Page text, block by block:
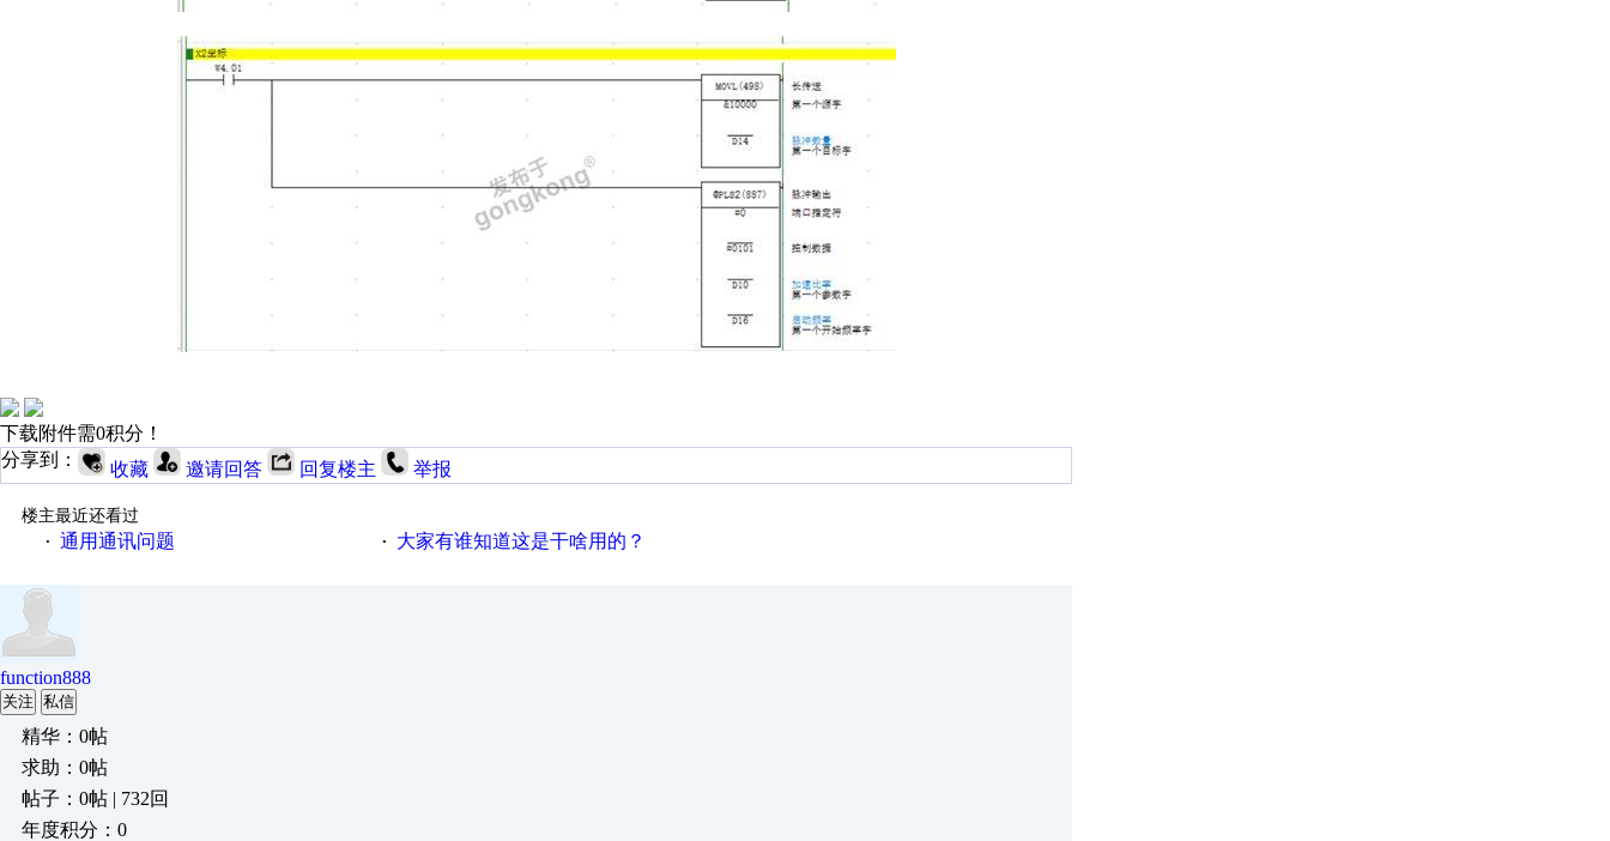
下载附件需0积分！
分享到：
收藏 邀请回答 回复楼主 举报
楼主最近还看过
· 通用通讯问题 · 大家有谁知道这是干啥用的？
function888
关注 私信
精华：0帖
求助：0帖
帖子：0帖 | 732回
年度积分：0